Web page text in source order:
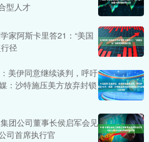
型人才
家阿斯卡里答21：“美国
径
美伊同意继续谈判，呼吁
：沙特施压美方放弃封锁
团公司董事长侯启军会见
司首席执行官